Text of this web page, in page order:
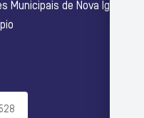
Municipais de Nova Iguaçu